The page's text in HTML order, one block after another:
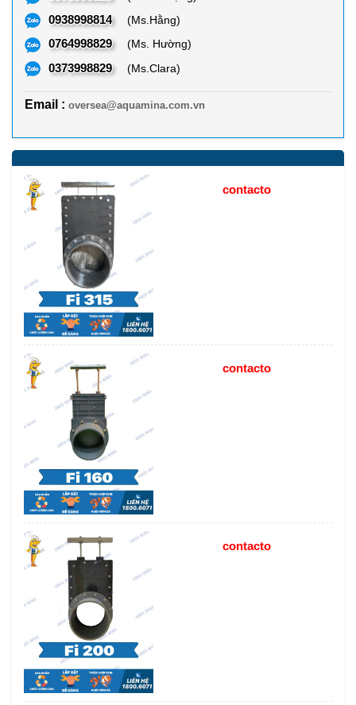
0938998814 (Ms.Hằng)
0764998829 (Ms. Hường)
0373998829 (Ms.Clara)
Email : oversea@aquamina.com.vn
contacto
contacto
contacto